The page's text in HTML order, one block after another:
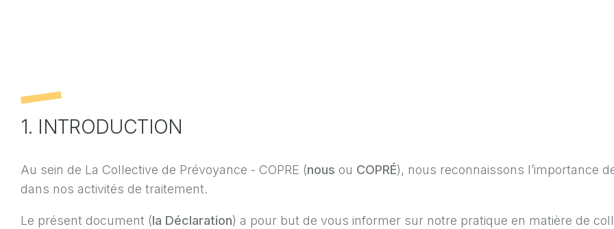
1. INTRODUCTION
Au sein de La Collective de Prévoyance - COPRE (nous ou COPRÉ), nous reconnaissons l’importance
dans nos activités de traitement.
Le présent document (la Déclaration) a pour but de vous informer sur notre pratique en matière de